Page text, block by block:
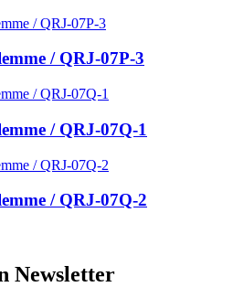
/ QRJ-07P-3
/ QRJ-07Q-1
/ QRJ-07Q-2
Newsletter